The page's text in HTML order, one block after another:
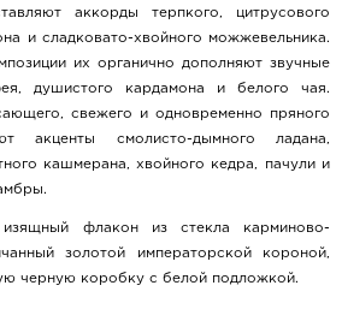
аккорды терпкого, цитрусового
и сладковато-хвойного можжевельника.
их органично дополняют звучные
душистого кардамона и белого чая.
свежего и одновременно пряного
акценты смолисто-дымного ладана,
кашмерана, хвойного кедра, пачули и
флакон из стекла карминово-
золотой императорской короной,
черную коробку с белой подложкой.